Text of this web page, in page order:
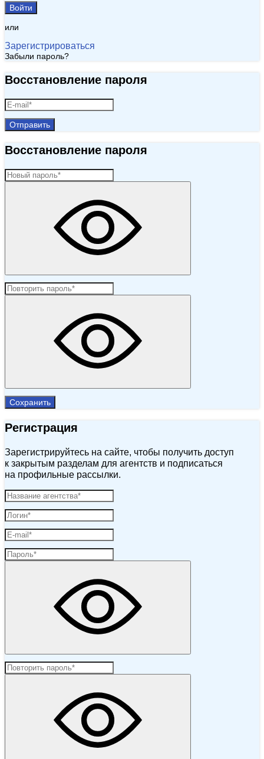
Войти
или
Зарегистрироваться
Забыли пароль?
Восстановление пароля
Отправить
Восстановление пароля
Сохранить
Регистрация
Зарегистрируйтесь на сайте, чтобы получить доступ
к закрытым разделам для агентств и подписаться
на профильные рассылки.